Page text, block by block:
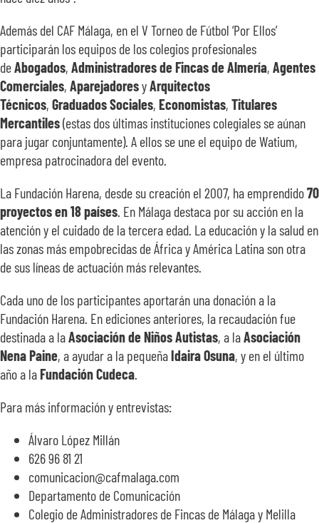
Además del CAF Málaga, en el V Torneo de Fútbol ‘Por Ellos’
participarán los equipos de los colegios profesionales
deAbogados, Administradores de Fincas de Almería, Agentes
Comerciales, AparejadoresyArquitectos
Técnicos, Graduados Sociales, Economistas, Titulares
Mercantiles(estas dos últimas instituciones colegiales se aúnan
para jugar conjuntamente). A ellos se une el equipo de Watium,
empresa patrocinadora del evento.
La Fundación Harena, desde su creación el 2007, ha emprendido70
proyectos en 18 países. En Málaga destaca por su acción en la
atención y el cuidado de la tercera edad. La educación y la salud en
las zonas más empobrecidas de África y América Latina son otra
de sus líneas de actuación más relevantes.
Cada uno de los participantes aportarán una donación a la
Fundación Harena. En ediciones anteriores, la recaudación fue
destinada a laAsociación de Niños Autistas, a laAsociación
Nena Paine, a ayudar a la pequeñaIdaira Osuna, y en el último
año a laFundación Cudeca.
Para más información y entrevistas:
Álvaro López Millán
626 96 81 21
comunicacion@cafmalaga.com
Departamento de Comunicación
Colegio de Administradores de Fincas de Málaga y Melilla